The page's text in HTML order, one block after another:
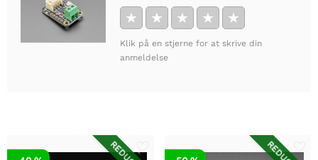
★ ★ ★ ★ ★
Klik på en stjerne for at skrive din
anmeldelse